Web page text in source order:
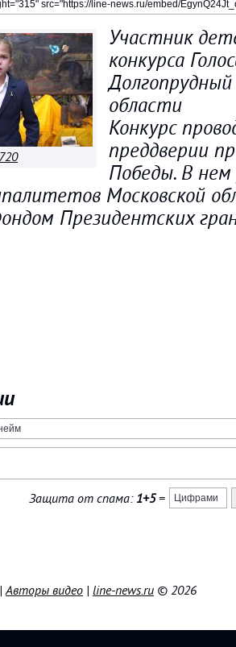
Участник
конкурса
области
Конкурс
преддверии
Победы. В
Московской
Президентских
Защита от спама: 1+5=
Авторы видео | line-news.ru © 2026